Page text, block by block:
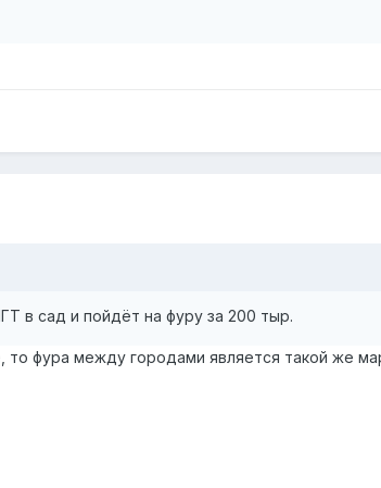
в сад и пойдёт на фуру за 200 тыр.
фура между городами является такой же